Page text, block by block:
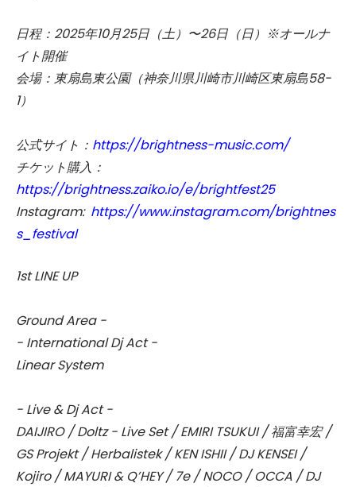
日程：2025年10月25日（土）〜26日（日）※オールナ
イト開催
会場：東扇島東公園（神奈川県川崎市川崎区東扇島58-
1）
公式サイト： https://brightness-music.com/
チケット購入：
https://brightness.zaiko.io/e/brightfest25
Instagram: https://www.instagram.com/brightnes
s_festival
1st LINE UP
Ground Area -
- International Dj Act -
Linear System
- Live & Dj Act -
DAIJIRO / Doltz - Live Set / EMIRI TSUKUI / 福富幸宏 /
GS Projekt / Herbalistek / KEN ISHII / DJ KENSEI /
Kojiro / MAYURI & Q’HEY / 7e / NOCO / OCCA / DJ